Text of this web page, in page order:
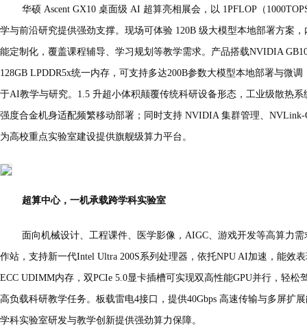
华硕 Ascent GX10 桌面级 AI 超算亮相展会，以 1PFLOP（
学与前沿研究提供强劲支撑。现场可体验 120B 级大模型本地部署方案
能定制化，覆盖课程辅导、学习规划等教学需求。产品搭载NVIDIA
128GB LPDDR5x统一内存，可支持多达200B参数大模型本地部署与微
于AI教学与研究。1.5 升超小体积颠覆传统科研设备形态，工业级散热
强度合金机身适配频繁移动部署；同时支持 NVIDIA 集群管理、NVLink-
为高校重点实验室建设提供旗舰级算力平台。
超算中心，一机承载跨学科实验室
面向机械设计、工程课件、医学影像，AIGC、游戏开发等高算力
作站，支持新一代Intel Ultra 200S系列处理器，依托NPU AI加速，能效
ECC UDIMM内存，双PCIe 5.0显卡插槽可实现双高性能GPU并行，轻
高负载科研教学任务。板载雷电4接口，提供40Gbps 高速传输与多屏扩
学科实验室研发与教学创新提供强劲算力保障。